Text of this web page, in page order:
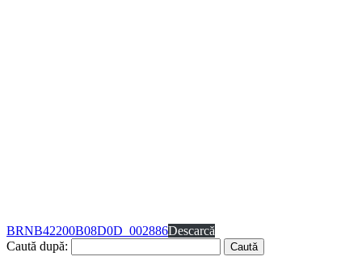
BRNB42200B08D0D_002886Descarcă
Caută după: